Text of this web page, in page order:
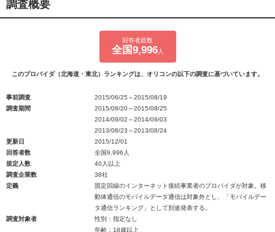
調査概要
回答者総数
全国9,996人
このプロバイダ（北海道・東北）ランキングは、オリコンの以下の調査に基づいています。
事前調査
2015/06/25～2015/08/19
調査期間
2015/08/20～2015/08/25
2014/09/02～2014/09/03
2013/08/23～2013/08/24
更新日
2015/12/01
回答者数
全国9,996人
規定人数
40人以上
調査企業数
38社
定義
固定回線のインターネット接続事業者のプロバイダが対象。移
動体通信のモバイルデータ通信は対象外とし、「モバイルデー
タ通信ランキング」として別途発表する。
調査対象者
性別：指定なし
年齢：18歳以上